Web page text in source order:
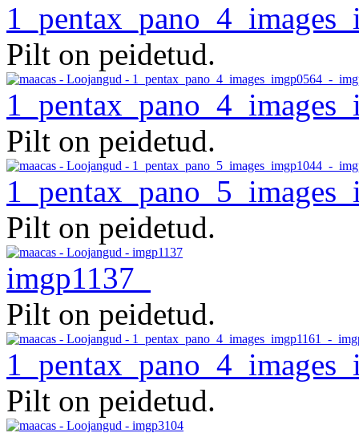
Pilt on peidetud.
Pilt on peidetud.
Pilt on peidetud.
imgp1137
Pilt on peidetud.
Pilt on peidetud.